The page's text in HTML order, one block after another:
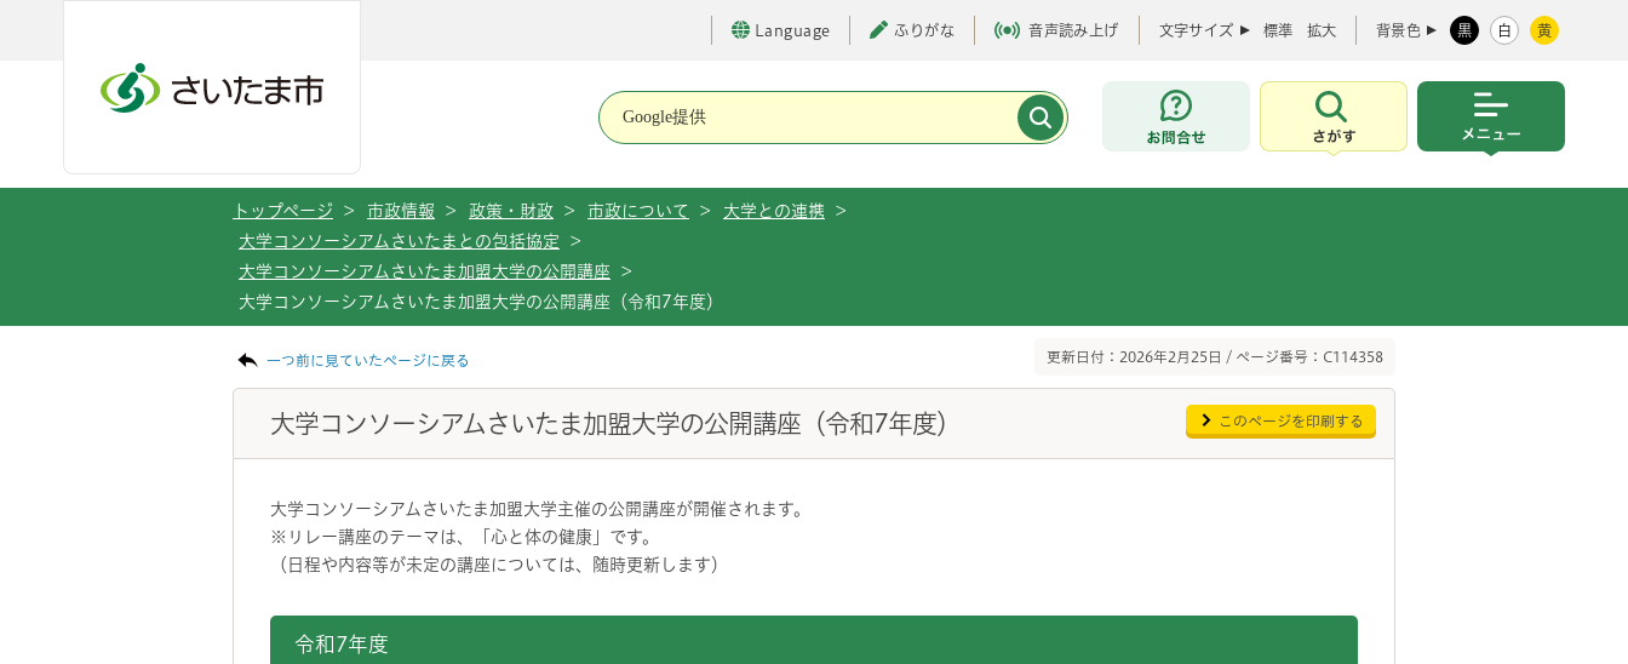
Language ふりがな 音声読み上げ 文字サイズ 標準 拡大 背景色 黒 白 黄
お問合せ
さがす
トップページ > 市政情報 > 政策・財政 > 市政について > 大学との連携
>
大学コンソーシアムさいたまとの包括協定
>
大学コンソーシアムさいたま加盟大学の公開講座
>
大学コンソーシアムさいたま加盟大学の公開講座（令和7年度）
一つ前に見ていたページに戻る 更新日付：2026年2月25日 / ページ番号：C114358
大学コンソーシアムさいたま加盟大学の公開講座（令和7年度） このページを印刷する
大学コンソーシアムさいたま加盟大学主催の公開講座が開催されます。
※リレー講座のテーマは、「心と体の健康」です。
（日程や内容等が未定の講座については、随時更新します）
令和7年度